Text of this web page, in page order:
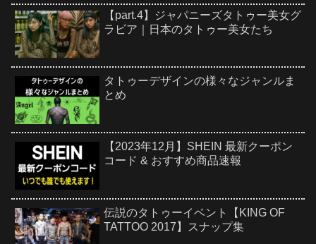
【part.4】ジャパニーズタトゥー美女グ
ラビア｜日本のタトゥー美女たち
タトゥーデザインの様々なジャンルま
とめ
【2023年12月】SHEIN 最新クーポン
コード & おすすめ商品速報
伝説のタトゥーイベント【KING OF
TATTOO 2017】スナップ集